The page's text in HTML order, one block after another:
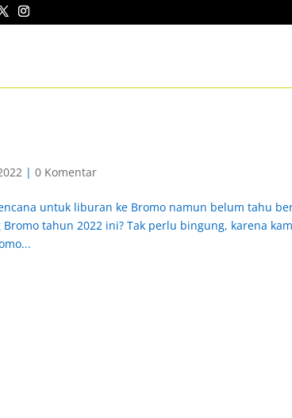
|0 Komentar
untuk liburan ke Bromo namun belum tahu
tahun 2022 ini? Tak perlu bingung, karena